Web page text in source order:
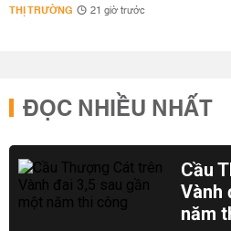
THỊ TRƯỜNG 21 giờ trước
ĐỌC NHIỀU NHẤT
Cầu
Vành
năm